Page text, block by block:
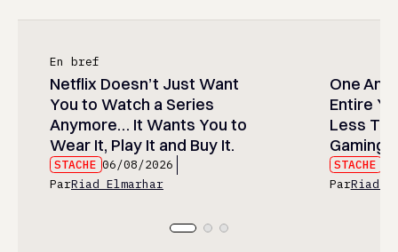
En bref
Netflix Doesn’t Just Want
You to Watch a Series
Anymore… It Wants You to
Wear It, Play It and Buy It.
STACHE 06/08/2026
ParRiad Elmarhar
One
Entire
Less
Gaming
STACHE
ParRiad